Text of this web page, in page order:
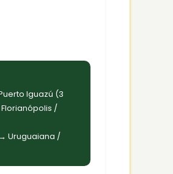
Iguazú (3
/
Uruguaiana /